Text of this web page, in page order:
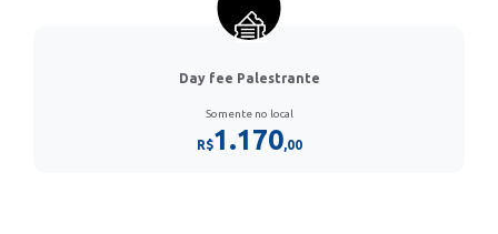
Day fee Palestrante
Somente no local
R$1.170,00